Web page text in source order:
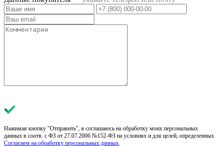
Нажимая кнопку "Отправить", я соглашаюсь на обработку моих персональных
данных в соотв. с ФЗ от 27.07.2006 №152-ФЗ на условиях и для целей, определенных
Согласием на обработку персональных данных.